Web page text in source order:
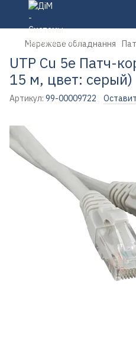
Мережеве обладнання
UTP Cu 5e Патч-
15 м, цвет: серый)
Артикул: 99-00009722